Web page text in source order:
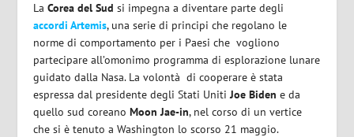
LaCorea del Sud si impegna a diventare parte degli
accordi Artemis, una serie di principi che regolano le
norme di comportamento per i Paesi che vogliono
partecipare all’omonimo programma di esplorazione lunare
guidato dalla Nasa. La volontà di cooperare è stata
espressa dal presidente degli Stati UnitiJoe Biden e da
quello sud coreanoMoon Jae-in, nel corso di un vertice
che si è tenuto a Washington lo scorso 21 maggio.